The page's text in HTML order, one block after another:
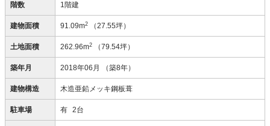
階数 1階建
建物面積 91.09m2 （27.55坪）
土地面積 262.96m2 （79.54坪）
築年月 2018年06月 （築8年）
建物構造 木造亜鉛メッキ鋼板葺
駐車場 有 2台